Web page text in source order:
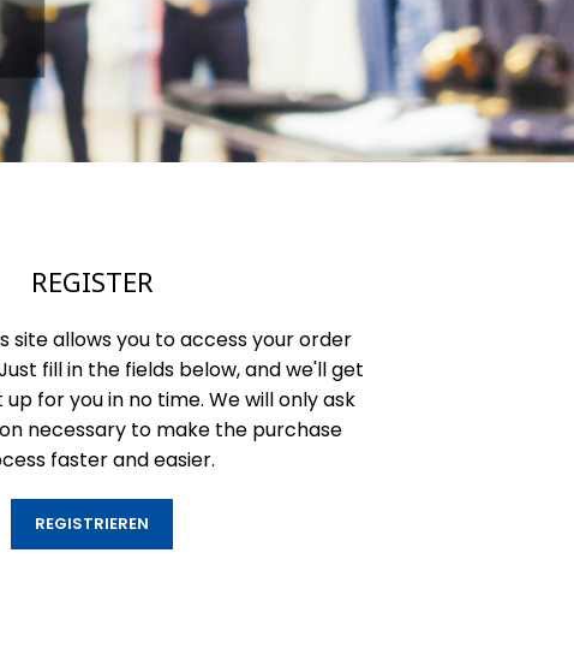
REGISTER
site allows you to access your order
fill in the fields below, and we'll get
for you in no time. We will only ask
necessary to make the purchase
faster and easier.
REGISTRIEREN